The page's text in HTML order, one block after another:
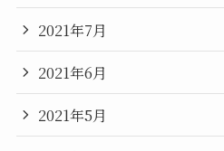
2021年7月
2021年6月
2021年5月